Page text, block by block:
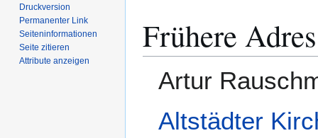
Frühere
Artur
Altstädter
Druckversion
Permanenter Link
Seiten­­informationen
Seite zitieren
Attribute anzeigen